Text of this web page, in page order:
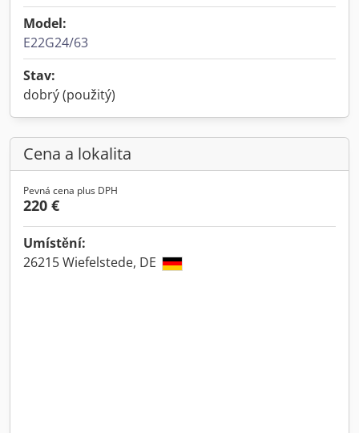
Model:
E22G24/63
Stav:
dobrý (použitý)
Cena a lokalita
Pevná cena plus DPH
220 €
Umístění:
26215 Wiefelstede, DE